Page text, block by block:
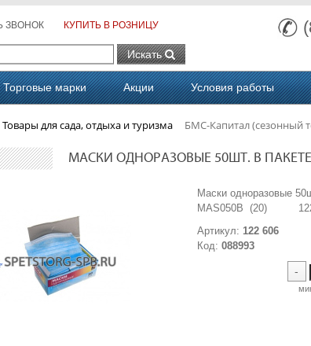
ЗВОНОК КУПИТЬ В РОЗНИЦУ
Искать
Торговые марки Акции Условия работы
Товары для сада, отдыха и туризма БМС-Капитал (сезонный
МАСКИ ОДНОРАЗОВЫЕ 50ШТ. В ПАКЕТЕ
Маски одноразовые
MAS050B (20)
Артикул: 122 606
Код:088993
-